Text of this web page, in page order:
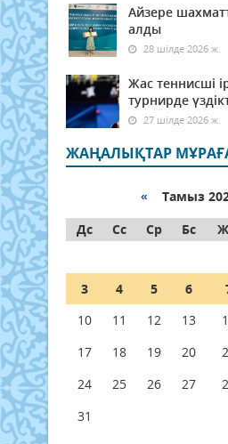
Айзере
алды
28 шілде 2026 ж.
Жас теннисші
турнирде
27 шілде 2026 ж.
ЖАҢАЛЫҚТАР
« Тамыз
Дс
Сс Ср Бс
3
4 5 6
10
11 12 13
17
18 19 20
24
25 26 27
31